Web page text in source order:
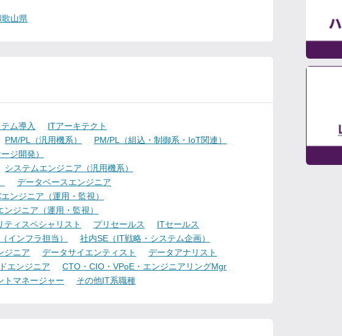
歌山県
ム導入
ITアーキテクト
PM/PL（汎用機系）
PM/PL（組込・制御系・IoT関連）
ジ開発）
システムエンジニア（汎用機系）
データベースエンジニア
ンジニア（運用・監視）
ジニア（運用・監視）
ティスペシャリスト
プリセールス
ITセールス
インフラ担当）
社内SE（IT戦略・システム企画）
ジニア
データサイエンティスト
データアナリスト
エンジニア
CTO・CIO・VPoE・エンジニアリングMgr
トマネージャー
その他IT系職種